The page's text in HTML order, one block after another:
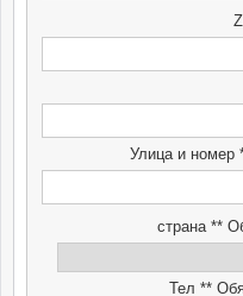
Улица и номер
страна **
Тел **